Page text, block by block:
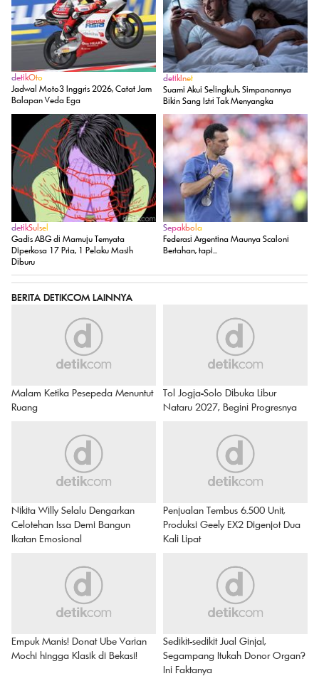
detikOto
Jadwal Moto3 Inggris 2026, Catat Jam
Balapan Veda Ega
detikInet
Suami Akui Selingkuh, Simpanannya
Bikin Sang Istri Tak Menyangka
detikSulsel
Gadis ABG di Mamuju Ternyata
Diperkosa 17 Pria, 1 Pelaku Masih
Diburu
Sepakbola
Federasi Argentina Maunya Scaloni
Bertahan, tapi...
BERITA DETIKCOM LAINNYA
Malam Ketika Pesepeda Menuntut
Ruang
Tol Jogja-Solo Dibuka Libur
Nataru 2027, Begini Progresnya
Nikita Willy Selalu Dengarkan
Celotehan Issa Demi Bangun
Ikatan Emosional
Penjualan Tembus 6.500 Unit,
Produksi Geely EX2 Digenjot Dua
Kali Lipat
Empuk Manis! Donat Ube Varian
Mochi hingga Klasik di Bekasi!
Sedikit-sedikit Jual Ginjal,
Segampang Itukah Donor Organ?
Ini Faktanya